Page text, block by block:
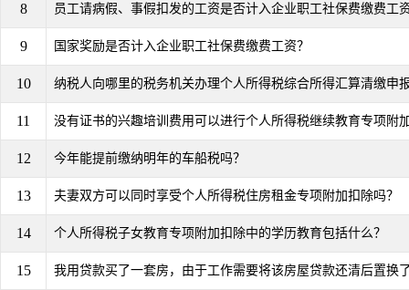
8 员工请病假、事假扣发的工资是否计入企业职工社保费缴费工
9 国家奖励是否计入企业职工社保费缴费工资？
10 纳税人向哪里的税务机关办理个人所得税综合所得汇算清缴申
11 没有证书的兴趣培训费用可以进行个人所得税继续教育专项附
12 今年能提前缴纳明年的车船税吗？
13 夫妻双方可以同时享受个人所得税住房租金专项附加扣除吗？
14 个人所得税子女教育专项附加扣除中的学历教育包括什么？
15 我用贷款买了一套房，由于工作需要将该房屋贷款还清后置换